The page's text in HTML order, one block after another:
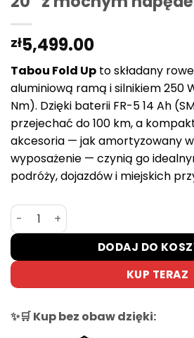
zł5,499.00
Tabou Fold Up to składany
aluminiową ramą i silnikiem 250
Nm). Dzięki baterii FR-5 14 Ah
przejechać do 100 km, a
akcesoria — jak amortyzowany
wyposażenie — czynią go
podróży, dojazdów i miejskich
ilość Tabou Fold Up – składany
DODAJ DO
KUP TERAZ
✨🛒 Kup bez obaw dzięki: